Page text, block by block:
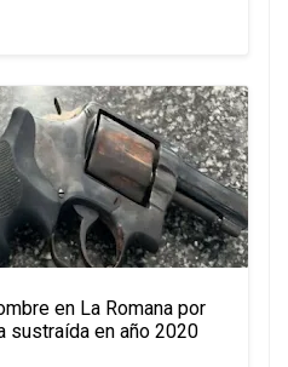
en La Romana por
sustraída en año 2020